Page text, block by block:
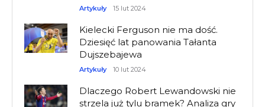
Artykuły 15 lut 2024
Kielecki Ferguson nie ma dość.
Dziesięć lat panowania Tałanta
Dujszebajewa
Artykuły 10 lut 2024
Dlaczego Robert Lewandowski nie
strzela już tylu bramek? Analiza gry